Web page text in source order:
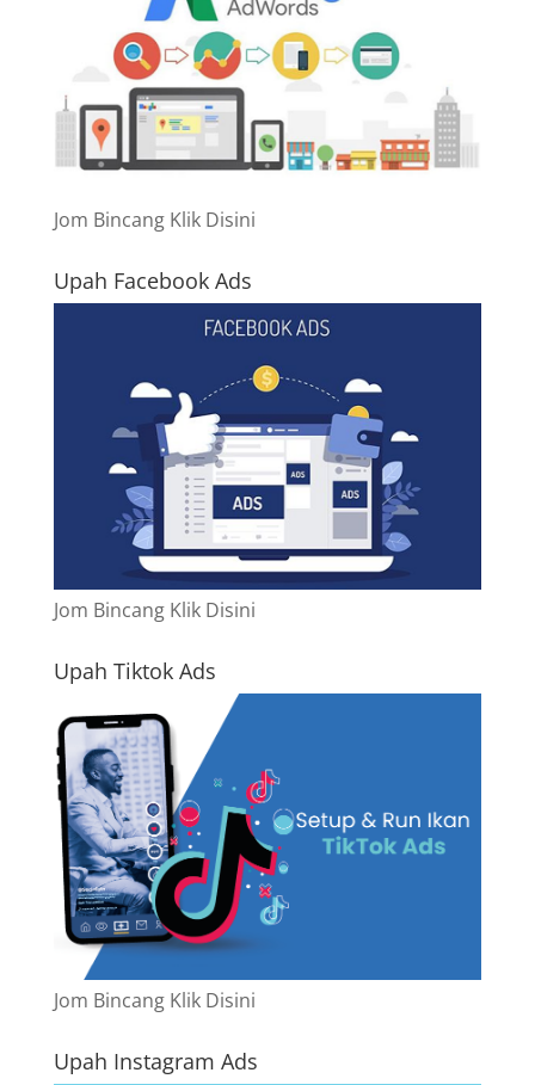
Jom Bincang Klik Disini
Upah Facebook Ads
Jom Bincang Klik Disini
Upah Tiktok Ads
Jom Bincang Klik Disini
Upah Instagram Ads